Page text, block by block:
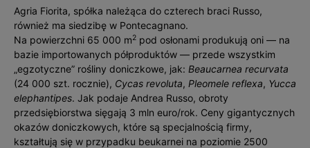
Agria Fiorita, spółka należąca do czterech braci Russo,
również ma siedzibę w Pontecagnano.
Na powierzchni 65 000 m2 pod osłonami produkują oni — na
bazie importowanych półproduktów — przede wszystkim
„egzotyczne” rośliny doniczkowe, jak: Beaucarnea recurvata
(24 000 szt. rocznie), Cycas revoluta, Pleomele reflexa, Yucca
elephantipes. Jak podaje Andrea Russo, obroty
przedsiębiorstwa sięgają 3 mln euro/rok. Ceny gigantycznych
okazów doniczkowych, które są spec­jalnością firmy,
kształtują się w przypadku beukarnei na poziomie 2500